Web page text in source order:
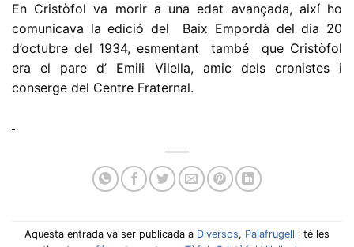
En Cristòfol va morir a una edat avançada, així ho
comunicava la edició del Baix Empordà del dia 20
d’octubre del 1934, esmentant també que Cristòfol
era el pare d’ Emili Vilella, amic dels cronistes i
conserge del Centre Fraternal.
Aquesta entrada va ser publicada a Diversos, Palafrugell i té les